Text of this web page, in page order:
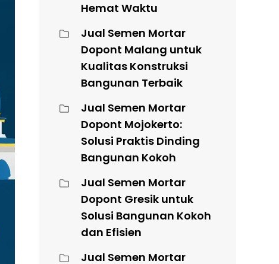
Hemat Waktu
Jual Semen Mortar
Dopont Malang untuk
Kualitas Konstruksi
Bangunan Terbaik
Jual Semen Mortar
Dopont Mojokerto:
Solusi Praktis Dinding
Bangunan Kokoh
Jual Semen Mortar
Dopont Gresik untuk
Solusi Bangunan Kokoh
dan Efisien
Jual Semen Mortar